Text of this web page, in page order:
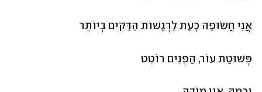
אֲנִי חֲשׂוּפָה כָּעֵת לָרְגָשׁוֹת הַדַּקִּים בְּיוֹתֵר
פְּשׁוּטַת עוֹר, הַפְּנִים רוֹטֵט